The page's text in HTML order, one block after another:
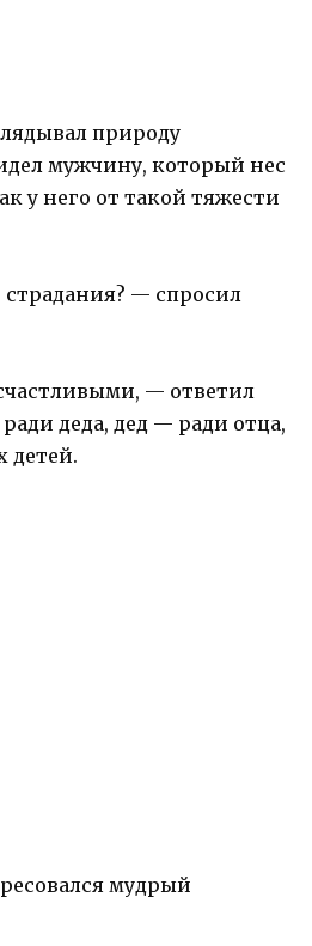
природу
мужчину, который нес
у него от такой тяжести
— спросил
— ответил
деда, дед — ради отца,
детей.
мудрый